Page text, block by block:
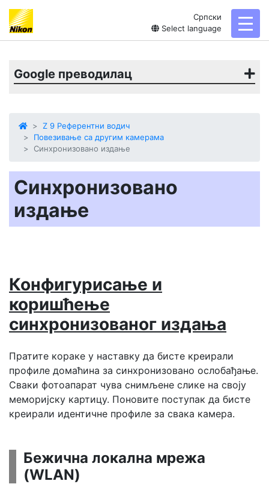
Српски
Select language
Google преводилац
Z 9 Референтни водич
Повезивање са другим камерама
Синхронизовано издање
Синхронизовано
издање
Конфигурисање и
коришћење
синхронизованог издања
Пратите кораке у наставку да бисте креирали
профиле домаћина за синхронизовано ослобађање.
Сваки фотоапарат чува снимљене слике на своју
меморијску картицу. Поновите поступак да бисте
креирали идентичне профиле за свака камера.
Бежична локална мрежа
(WLAN)